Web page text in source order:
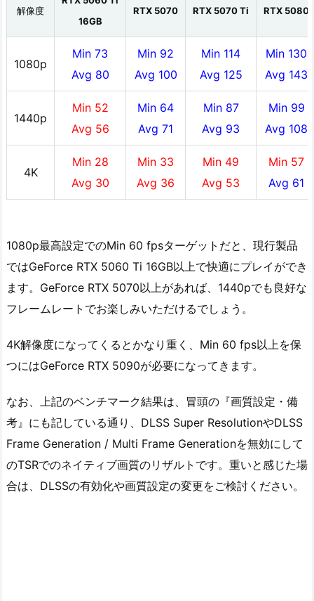
解像度
16GB
RTX 5070 RTX 5070 Ti RTX 5080
1080p
Min 73
Avg 80
Min 92
Avg 100
Min 114
Avg 125
Min 130
Avg 143
1440p
Min 52
Avg 56
Min 64
Avg 71
Min 87
Avg 93
Min 99
Avg 108
4K
Min 28
Avg 30
Min 33
Avg 36
Min 49
Avg 53
Min 57
Avg 61
1080p最高設定でのMin 60 fpsターゲットだと、現行製品
ではGeForce RTX 5060 Ti 16GB以上で快適にプレイができ
ます。GeForce RTX 5070以上があれば、1440pでも良好な
フレームレートでお楽しみいただけるでしょう。
4K解像度になってくるとかなり重く、Min 60 fps以上を保
つにはGeForce RTX 5090が必要になってきます。
なお、上記のベンチマーク結果は、冒頭の『画質設定・備
考』にも記している通り、DLSS Super ResolutionやDLSS
Frame Generation / Multi Frame Generationを無効にして
のTSRでのネイティブ画質のリザルトです。重いと感じた場
合は、DLSSの有効化や画質設定の変更をご検討ください。